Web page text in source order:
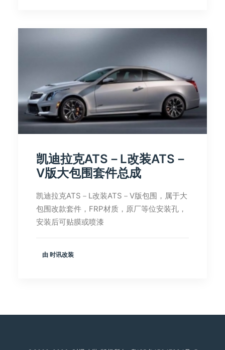
凯迪拉克ATS－L改装ATS－
V版大包围套件总成
凯迪拉克ATS－L改装ATS－V版包围，属于大
包围改款套件，FRP材质，原厂等位安装孔，
安装后可贴膜或喷漆
由 时讯改装